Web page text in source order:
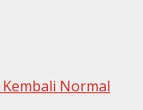
Normal